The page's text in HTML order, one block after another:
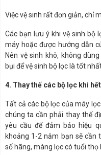
Việc vệ sinh rất đơn giản, chỉ
Các bạn lưu ý khi vệ sinh bộ
máy hoặc được hướng dẫn
Nên vệ sinh khô, không
bụi để vệ sinh bộ lọc là tốt
4. Thay thế các bộ lọc khi
Tất cả các bộ lọc của máy
chúng ta cần phải thay thế
yêu cầu để đảm bảo hiệu
khoảng 1-2 năm bạn sẽ cần
số hãng, màng lọc có tuổi thọ